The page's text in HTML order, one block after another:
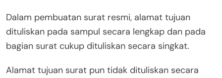
Dalam pembuatan surat resmi, alamat tujuan
dituliskan pada sampul secara lengkap dan pada
bagian surat cukup dituliskan secara singkat.
Alamat tujuan surat pun tidak dituliskan secara